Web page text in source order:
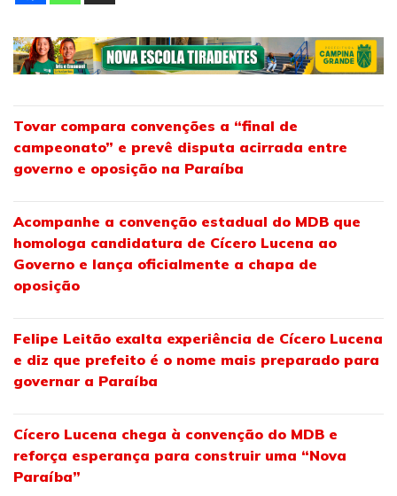
Tovar compara convenções a “final de
campeonato” e prevê disputa acirrada entre
governo e oposição na Paraíba
Acompanhe a convenção estadual do MDB que
homologa candidatura de Cícero Lucena ao
Governo e lança oficialmente a chapa de
oposição
Felipe Leitão exalta experiência de Cícero Lucena
e diz que prefeito é o nome mais preparado para
governar a Paraíba
Cícero Lucena chega à convenção do MDB e
reforça esperança para construir uma “Nova
Paraíba”